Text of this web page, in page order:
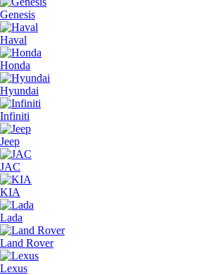
Genesis
Haval
Honda
Hyundai
Infiniti
Jeep
JAC
KIA
Lada
Land Rover
Lexus